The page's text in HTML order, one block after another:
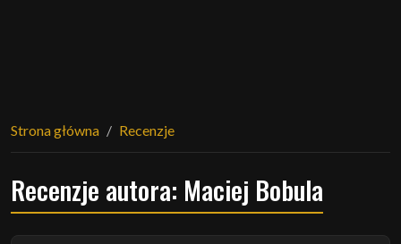
Strona główna Recenzje
Recenzje autora: Maciej Bobula